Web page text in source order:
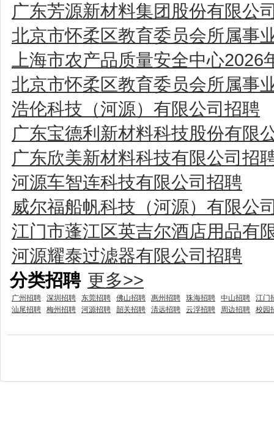
广东芳源新材料集团股份有限公
北京市怀柔区教育委员会所属事
上海市农产品质量安全中心
北京市怀柔区教育委员会所属事
浩伦科技（河源）有限公司招聘
广东宝德利新材料科技股份有限
广东欣美新材料科技有限公司招
河源车智连科技有限公司招聘
威尔福船帆科技（河源）有限公
江门市蓬江区英吉尔酒店用品有
河源耀泰过滤器有限公司招聘
分类招聘 更多>>
广州招聘 深圳招聘 东莞招聘 佛山招聘 惠州招聘 珠海招聘 中山招聘
江门
汕尾招聘
梅州招聘 河源招聘 韶关招聘 清远招聘 云浮招聘 周边招聘 校园